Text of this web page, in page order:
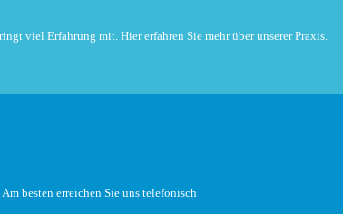
viel Erfahrung mit. Hier erfahren Sie mehr über unserer Praxis.
besten erreichen Sie uns telefonisch